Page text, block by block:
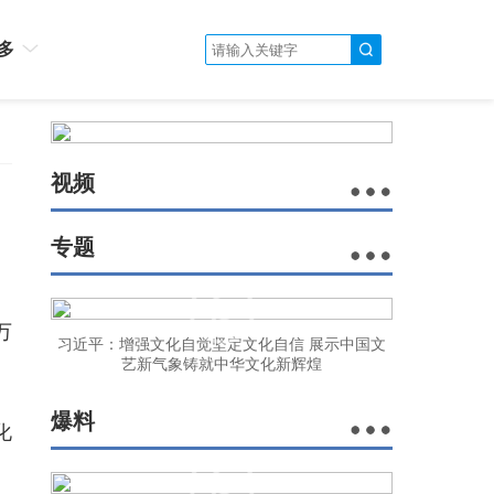
视频
专题
习近平：增强文化自觉坚定文化自信 展示中国文
艺新气象铸就中华文化新辉煌
爆料